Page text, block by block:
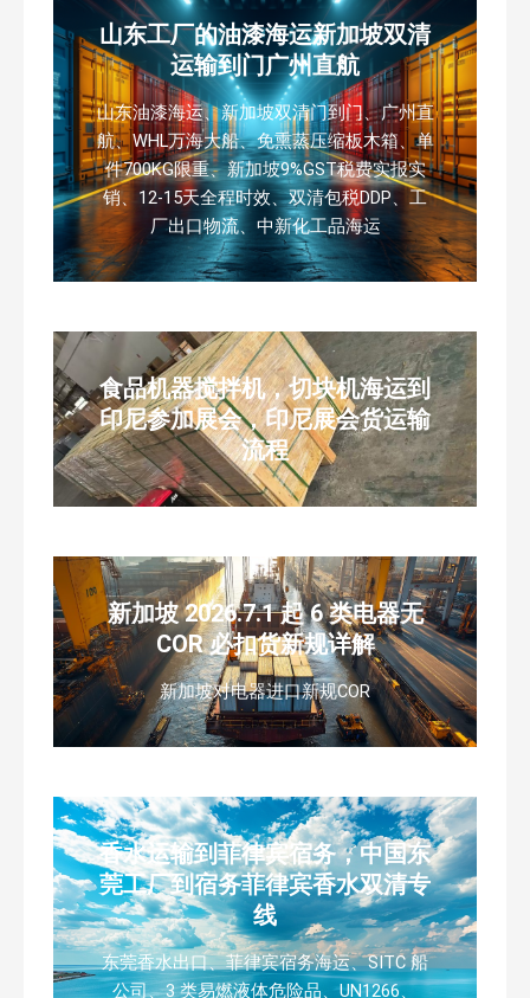
山东工厂的油漆海运新加坡双清
运输到门广州直航
山东油漆海运、新加坡双清门到门、广州直
航、WHL万海大船、免熏蒸压缩板木箱、单
件700KG限重、新加坡9%GST税费实报实
销、12-15天全程时效、双清包税DDP、工
厂出口物流、中新化工品海运
食品机器搅拌机，切块机海运到
印尼参加展会，印尼展会货运输
流程
新加坡 2026.7.1 起 6 类电器无
COR 必扣货新规详解
新加坡对电器进口新规COR
香水运输到菲律宾宿务，中国东
莞工厂到宿务菲律宾香水双清专
线
东莞香水出口、菲律宾宿务海运、SITC 船
公司、3 类易燃液体危险品、UN1266、